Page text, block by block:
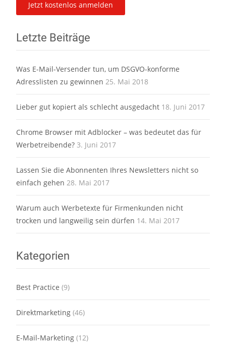
Letzte Beiträge
Was E-Mail-Versender tun, um DSGVO-konforme
Adresslisten zu gewinnen 25. Mai 2018
Lieber gut kopiert als schlecht ausgedacht 18. Juni 2017
Chrome Browser mit Adblocker – was bedeutet das für
Werbetreibende? 3. Juni 2017
Lassen Sie die Abonnenten Ihres Newsletters nicht so
einfach gehen 28. Mai 2017
Warum auch Werbetexte für Firmenkunden nicht
trocken und langweilig sein dürfen 14. Mai 2017
Kategorien
Best Practice (9)
Direktmarketing (46)
E-Mail-Marketing (12)